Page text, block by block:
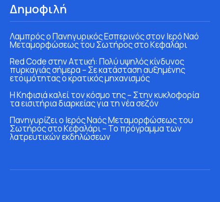
Δημοφιλή
Λαμπρός ο Πανηγυρικός Εσπερινός στον Ιερό Ναό
Μεταμορφώσεως του Σωτήρος στο Κεφαλάρι
Red Code στην Αττική: Πολύ υψηλός κίνδυνος
πυρκαγιάς σήμερα – Σε κατάσταση αυξημένης
ετοιμότητας ο κρατικός μηχανισμός
Η Κηφισιά καλεί τον κόσμο της – Στην κυκλοφορία
τα εισιτήρια διαρκείας για τη νέα σεζόν
Πανηγυρίζει ο Ιερός Ναός Μεταμορφώσεως του
Σωτήρος στο Κεφαλάρι – Το πρόγραμμα των
λατρευτικών εκδηλώσεων